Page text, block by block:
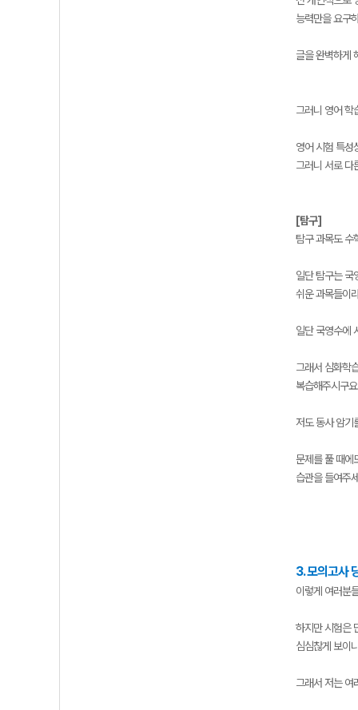
능력만을 요구
글을 완벽하게
그러니 영어 학
영어 시험 특성
그러니 서로 다
[탐구]
탐구 과목도 수
일단 탐구는 국
쉬운 과목들이
일단 국영수에
그래서 심화학
복습해주시구
저도 동사 암기
문제를 풀 때에
습관을 들여주
3. 모의고사
이렇게 여러분
하지만 시험은
심심찮게 보이
그래서 저는 여